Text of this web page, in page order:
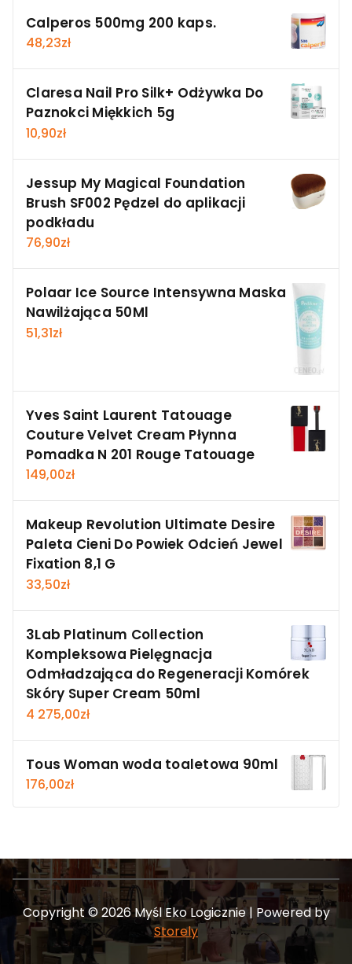
Calperos 500mg 200 kaps.
48,23zł
Claresa Nail Pro Silk+ Odżywka Do
Paznokci Miękkich 5g
10,90zł
Jessup My Magical Foundation
Brush SF002 Pędzel do aplikacji
podkładu
76,90zł
Polaar Ice Source Intensywna Maska
Nawilżająca 50Ml
51,31zł
Yves Saint Laurent Tatouage
Couture Velvet Cream Płynna
Pomadka N 201 Rouge Tatouage
149,00zł
Makeup Revolution Ultimate Desire
Paleta Cieni Do Powiek Odcień Jewel
Fixation 8,1 G
33,50zł
3Lab Platinum Collection
Kompleksowa Pielęgnacja
Odmładzająca do Regeneracji Komórek
Skóry Super Cream 50ml
4 275,00zł
Tous Woman woda toaletowa 90ml
176,00zł
Copyright © 2026 Myśl Eko Logicznie | Powered by
Storely